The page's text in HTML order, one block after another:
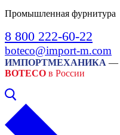
Промышленная фурнитура
8 800 222-60-22
boteco@import-m.com
ИМПОРТМЕХАНИКА —
BOTECO в России